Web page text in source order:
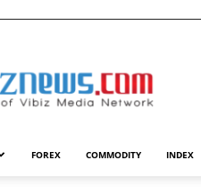
FOREX COMMODITY INDEX